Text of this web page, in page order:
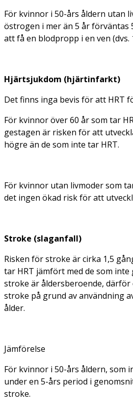
För kvinnor i 50-års åldern utan
östrogen i mer än 5 år förväntas
att få en blodpropp i en ven (dvs.
Hjärtsjukdom (hjärtinfarkt)
Det finns inga bevis för att HRT
För kvinnor över 60 år som tar
gestagen är risken för att
högre än de som inte tar HRT.
För kvinnor utan livmoder som
det ingen ökad risk för att
Stroke (slaganfall)
Risken för stroke är cirka 1,5
tar HRT jämfört med de som inte
stroke är åldersberoende,
stroke på grund av användning
ålder.
Jämförelse
För kvinnor i 50-års åldern, som
under en 5-års period i
stroke.